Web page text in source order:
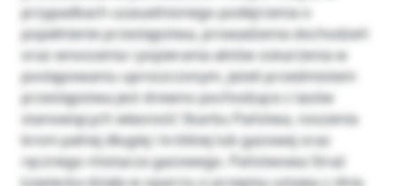
przypadkach uzasadnionego podejrzenia o
popełnienie przestępstwa, prowadzenia dochodzeń
oraz wnoszenia i popierania aktów oskarżenia w
postępowaniu uproszczonym, jeżeli przedmiotem
przestępstwa jest drewno pochodzące z lasów
stanowiących własność Skarbu Państwa, noszenia
broni palnej długiej i krótkiej lub gazowej oraz
ręcznego miotacza gazowego. Państwowa Straż